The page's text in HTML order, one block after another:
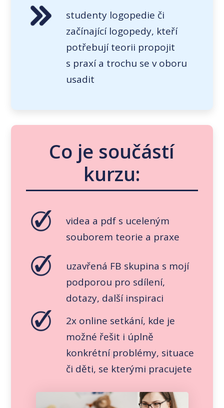
studenty logopedie či
začínající logopedy, kteří
potřebují teorii propojit
s praxí a trochu se v oboru
usadit
Co je součástí
kurzu:
videa a pdf s uceleným
souborem teorie a praxe
uzavřená FB skupina s mojí
podporou pro sdílení,
dotazy, další inspiraci
2x online setkání, kde je
možné řešit i úplně
konkrétní problémy, situace
či děti, se kterými pracujete